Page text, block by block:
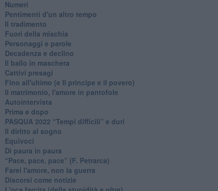
Numeri
Pentimenti d'un altro tempo
Il tradimento
Fuori della mischia
Personaggi e parole
Decadenza e declino
Il ballo in maschera
Cattivi presagi
Fino all'ultimo (e Il principe e il povero)
Il matrimonio, l'amore in pantofole
Autointervista
Prima e dopo
​PASQUA 2022 “Tempi difficili” e duri
Il diritto al sogno
Equivoci
Di paura in paura
​“Pace, pace, pace” (F. Petrarca)
Farei l'amore, non la guerra
Discorsi come notizie